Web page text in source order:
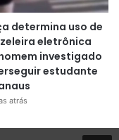
determina uso de
eletrônica
investigado
estudante
atrás